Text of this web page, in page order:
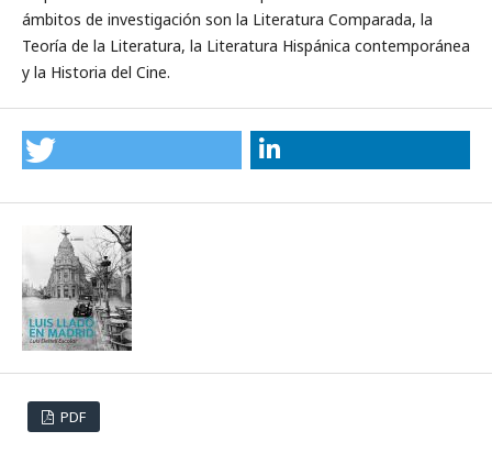
ámbitos de investigación son la Literatura Comparada, la
Teoría de la Literatura, la Literatura Hispánica contemporánea
y la Historia del Cine.
PDF